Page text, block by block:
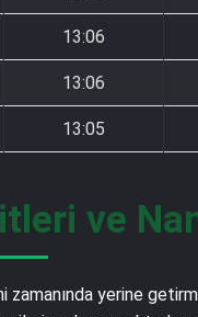
13:06
13:06
13:05
ve
yerine